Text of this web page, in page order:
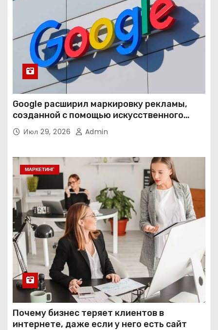
Google расширил маркировку рекламы,
созданной с помощью искусственного
интеллекта
Июл 29, 2026 Admin
МАРКЕТИНГ
Почему бизнес теряет клиентов в
интернете, даже если у него есть сайт